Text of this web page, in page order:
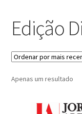
Política de
Termos e Condições
Contactos
Edição
Apenas um resultado